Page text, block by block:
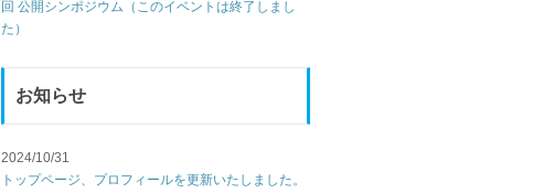
回 公開シンポジウム（このイベントは終了しまし
た）
お知らせ
2024/10/31
トップページ、プロフィールを更新いたしました。